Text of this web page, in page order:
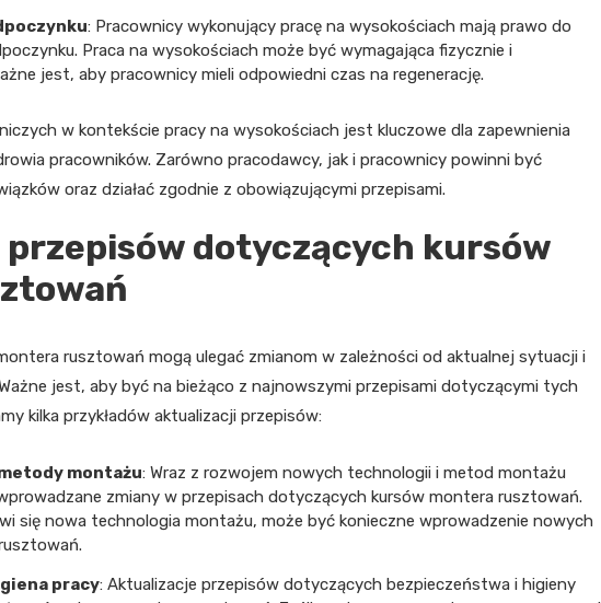
: Pracownicy wykonujący pracę na wysokościach mają prawo do
Praca na wysokościach może być wymagająca fizycznie i
jest, aby pracownicy mieli odpowiedni czas na regenerację.
w kontekście pracy na wysokościach jest kluczowe dla zapewnienia
pracowników. Zarówno pracodawcy, jak i pracownicy powinni być
oraz działać zgodnie z obowiązującymi przepisami.
dotyczących kursów
rusztowań mogą ulegać zmianom w zależności od aktualnej sytuacji i
jest, aby być na bieżąco z najnowszymi przepisami dotyczącymi tych
kilka przykładów aktualizacji przepisów:
montażu: Wraz z rozwojem nowych technologii i metod montażu
zmiany w przepisach dotyczących kursów montera rusztowań.
się nowa technologia montażu, może być konieczne wprowadzenie nowych
pracy: Aktualizacje przepisów dotyczących bezpieczeństwa i higieny